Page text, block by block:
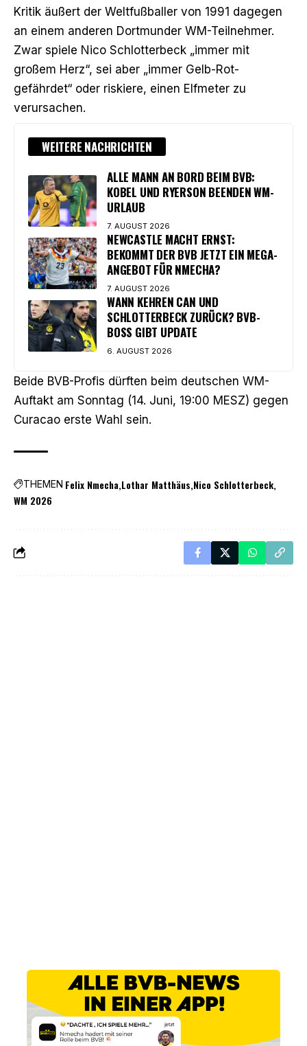
Kritik äußert der Weltfußballer von 1991 dagegen
an einem anderen Dortmunder WM-Teilnehmer.
Zwar spiele Nico Schlotterbeck „immer mit
großem Herz“, sei aber „immer Gelb-Rot-
gefährdet“ oder riskiere, einen Elfmeter zu
verursachen.
WEITERE NACHRICHTEN
ALLE MANN AN BORD BEIM BVB:
KOBEL UND RYERSON BEENDEN WM-
URLAUB
7. AUGUST 2026
NEWCASTLE MACHT ERNST:
BEKOMMT DER BVB JETZT EIN MEGA-
ANGEBOT FÜR NMECHA?
7. AUGUST 2026
WANN KEHREN CAN UND
SCHLOTTERBECK ZURÜCK? BVB-
BOSS GIBT UPDATE
6. AUGUST 2026
Beide BVB-Profis dürften beim deutschen WM-
Auftakt am Sonntag (14. Juni, 19:00 MESZ) gegen
Curacao erste Wahl sein.
THEMEN Felix Nmecha Lothar Matthäus Nico Schlotterbeck
WM 2026